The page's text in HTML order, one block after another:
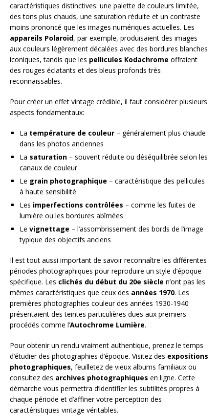
caractéristiques distinctives: une palette de couleurs limitée,
des tons plus chauds, une saturation réduite et un contraste
moins prononcé que les images numériques actuelles. Les
appareils Polaroid, par exemple, produisaient des images
aux couleurs légèrement décalées avec des bordures blanches
iconiques, tandis que les pellicules Kodachrome offraient
des rouges éclatants et des bleus profonds très
reconnaissables.
Pour créer un effet vintage crédible, il faut considérer plusieurs
aspects fondamentaux:
La température de couleur – généralement plus chaude
dans les photos anciennes
La saturation – souvent réduite ou déséquilibrée selon les
canaux de couleur
Le grain photographique – caractéristique des pellicules
à haute sensibilité
Les imperfections contrôlées – comme les fuites de
lumière ou les bordures abîmées
Le vignettage – l’assombrissement des bords de l’image
typique des objectifs anciens
Il est tout aussi important de savoir reconnaître les différentes
périodes photographiques pour reproduire un style d’époque
spécifique. Les clichés du début du 20e siècle n’ont pas les
mêmes caractéristiques que ceux des années 1970. Les
premières photographies couleur des années 1930-1940
présentaient des teintes particulières dues aux premiers
procédés comme l’Autochrome Lumière.
Pour obtenir un rendu vraiment authentique, prenez le temps
d’étudier des photographies d’époque. Visitez des expositions
photographiques, feuilletez de vieux albums familiaux ou
consultez des archives photographiques en ligne. Cette
démarche vous permettra d’identifier les subtilités propres à
chaque période et d’affiner votre perception des
caractéristiques vintage véritables.